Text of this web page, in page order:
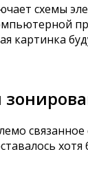
схемы
картинка